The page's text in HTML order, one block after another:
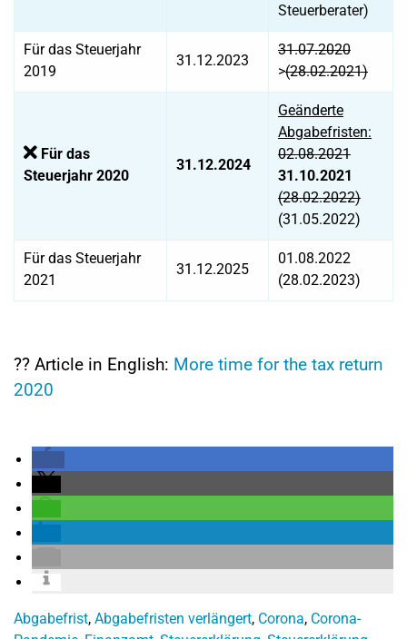
Steuerberater)
Für das Steuerjahr
2019
31.12.2023
31.07.2020
>(28.02.2021)
Für das
Steuerjahr 2020
31.12.2024
Geänderte
Abgabefristen:
02.08.2021
31.10.2021
(28.02.2022)
(31.05.2022)
Für das Steuerjahr
2021
31.12.2025
01.08.2022
(28.02.2023)
?? Article in English: More time for the tax return
2020
Abgabefrist, Abgabefristen verlängert, Corona, Corona-